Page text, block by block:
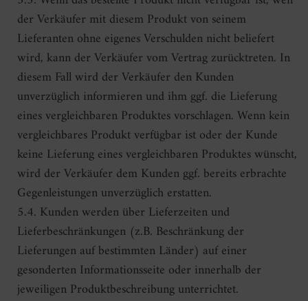
der Verkäufer mit diesem Produkt von seinem
Lieferanten ohne eigenes Verschulden nicht beliefert
wird, kann der Verkäufer vom Vertrag zurücktreten. In
diesem Fall wird der Verkäufer den Kunden
unverzüglich informieren und ihm ggf. die Lieferung
eines vergleichbaren Produktes vorschlagen. Wenn kein
vergleichbares Produkt verfügbar ist oder der Kunde
keine Lieferung eines vergleichbaren Produktes wünscht,
wird der Verkäufer dem Kunden ggf. bereits erbrachte
Gegenleistungen unverzüglich erstatten.
5.4. Kunden werden über Lieferzeiten und
Lieferbeschränkungen (z.B. Beschränkung der
Lieferungen auf bestimmten Länder) auf einer
gesonderten Informationsseite oder innerhalb der
jeweiligen Produktbeschreibung unterrichtet.